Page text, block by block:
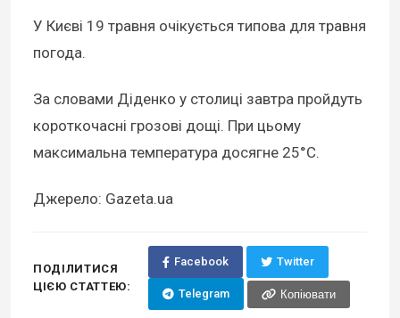
У Києві 19 травня очікується типова для травня
погода.
За словами Діденко у столиці завтра пройдуть
короткочасні грозові дощі. При цьому
максимальна температура досягне 25°С.
Джерело: Gazeta.ua
ПОДІЛИТИСЯ
ЦІЄЮ СТАТТЕЮ:
Facebook Twitter
Telegram Копіювати